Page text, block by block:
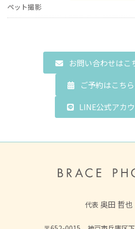
ペット撮影
お問い合わせはこ
ご予約はこち
LINE公式アカ
代表 奥田 哲也